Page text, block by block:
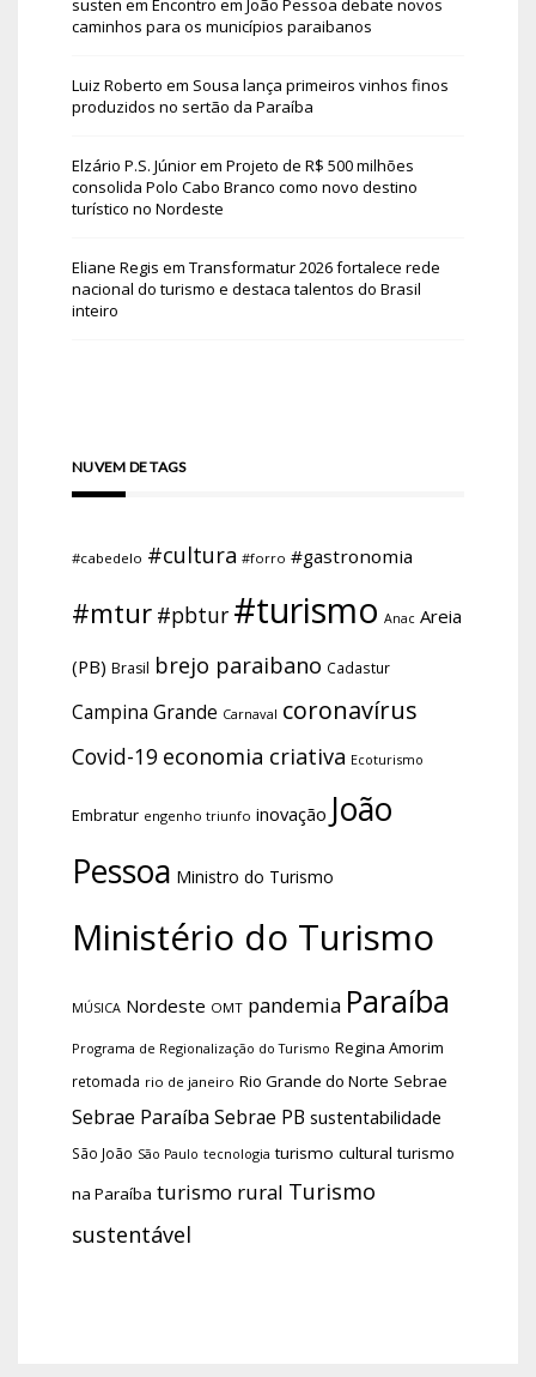
susten em Encontro em João Pessoa debate novos
caminhos para os municípios paraibanos
Luiz Roberto em Sousa lança primeiros vinhos finos
produzidos no sertão da Paraíba
Elzário P.S. Júniorem Projeto de R$ 500 milhões
consolida Polo Cabo Branco como novo destino
turístico no Nordeste
Eliane Regis em Transformatur 2026 fortalece rede
nacional do turismo e destaca talentos do Brasil
inteiro
NUVEM DE TAGS
#cabedelo #cultura #forro #gastronomia
#mtur #pbtur #turismo Anac Areia
(PB) Brasil brejo paraibano Cadastur
Campina Grande Carnaval coronavírus
Covid-19 economia criativa Ecoturismo
Embratur engenho triunfo inovação João
Pessoa Ministro do Turismo
Ministério do Turismo
MÚSICA Nordeste OMT pandemia Paraíba
Programa de Regionalização do Turismo Regina Amorim
retomada rio de janeiro Rio Grande do Norte Sebrae
Sebrae Paraíba Sebrae PB sustentabilidade
São João São Paulo tecnologia turismo cultural turismo
na Paraíba turismo rural Turismo
sustentável